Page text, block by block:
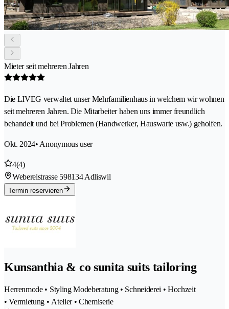
Mieter seit mehreren Jahren
Die LIVEG verwaltet unser Mehrfamilienhaus in welchem wir wohnen
seit mehreren Jahren. Die Mitarbeiter haben uns immer freundlich
behandelt und bei Problemen (Handwerker, Hauswarte usw.) geholfen.
Okt. 2024• Anonymous user
4(4)
Webereistrasse 598134 Adliswil
Termin reservieren
Kunsanthia & co sunita suits tailoring
Herrenmode • Styling Modeberatung • Schneiderei • Hochzeit
• Vermietung • Atelier • Chemiserie